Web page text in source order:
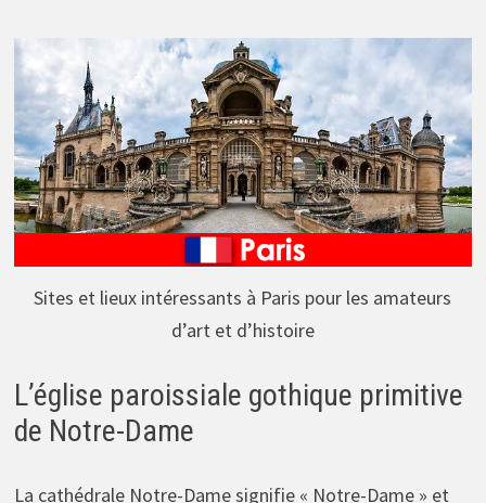
Sites et lieux intéressants à Paris pour les amateurs
d’art et d’histoire
L’église paroissiale gothique primitive
de Notre-Dame
La cathédrale Notre-Dame signifie « Notre-Dame » et